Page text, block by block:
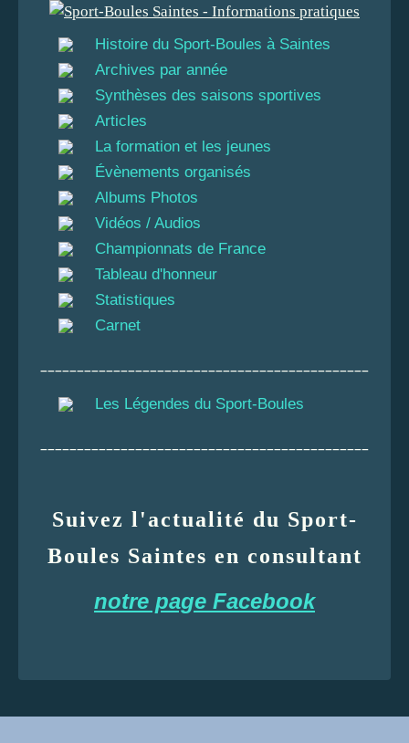
Histoire du Sport-Boules à Saintes
Archives par année
Synthèses des saisons sportives
Articles
La formation et les jeunes
Évènements organisés
Albums Photos
Vidéos / Audios
Championnats de France
Tableau d'honneur
Statistiques
Carnet
Les Légendes du Sport-Boules
Suivez l'actualité du Sport-
Boules Saintes en consultant
notre page Facebook